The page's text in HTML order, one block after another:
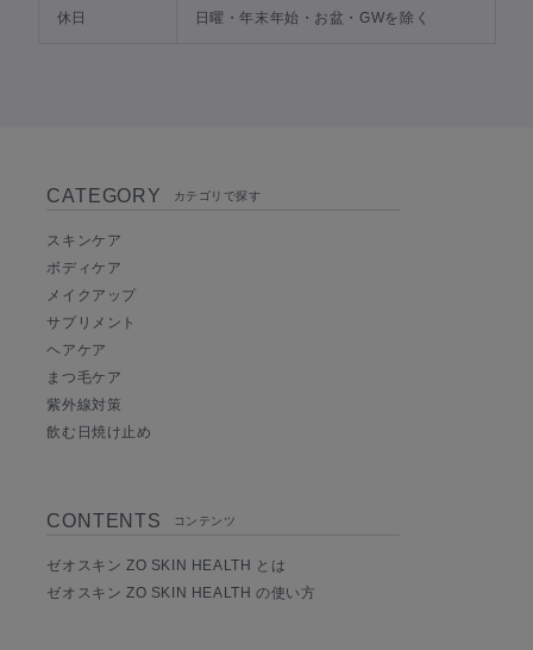
休日 日曜・年末年始・お盆・GWを除く
CATEGORY カテゴリで探す
スキンケア
ボディケア
メイクアップ
サプリメント
ヘアケア
まつ毛ケア
紫外線対策
飲む日焼け止め
CONTENTS コンテンツ
ゼオスキン ZO SKIN HEALTH とは
ゼオスキン ZO SKIN HEALTH の使い方